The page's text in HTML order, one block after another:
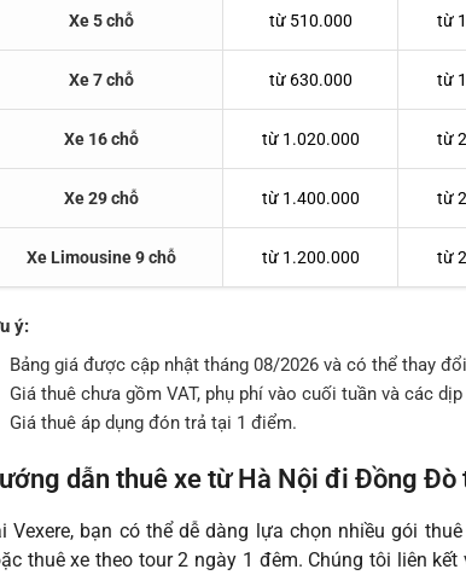
Xe 5 chỗ từ 510.000 từ
Xe 7 chỗ từ 630.000 từ
Xe 16 chỗ từ 1.020.000 từ
Xe 29 chỗ từ 1.400.000 từ
Xe Limousine 9 chỗ từ 1.200.000 từ
ý:
Bảng giá được cập nhật tháng 08/2026 và có thể thay
Giá thuê chưa gồm VAT, phụ phí vào cuối tuần và các dịp
Giá thuê áp dụng đón trả tại 1 điểm.
dẫn thuê xe từ Hà Nội đi Đồng Đò
Vexere, bạn có thể dễ dàng lựa chọn nhiều gói
thuê xe theo tour 2 ngày 1 đêm. Chúng tôi liên